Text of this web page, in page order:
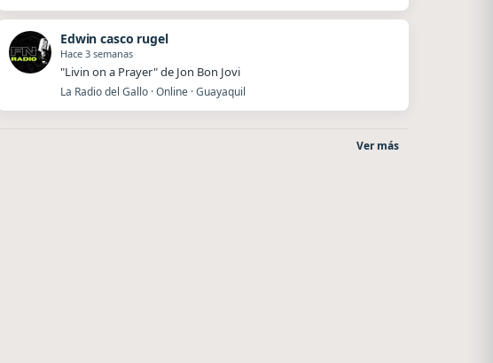
Edwin casco rugel
Hace 3 semanas
"Livin on a Prayer" de Jon Bon Jovi
La Radio del Gallo · Online · Guayaquil
Ver más